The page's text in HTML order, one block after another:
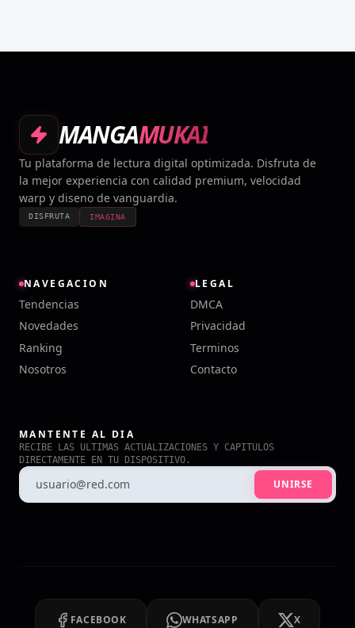
MANGAMUKAI
Tu plataforma de lectura digital optimizada. Disfruta de
la mejor experiencia con calidad premium, velocidad
warp y diseno de vanguardia.
DISFRUTA IMAGINA
NAVEGACION
Tendencias
Novedades
Ranking
Nosotros
LEGAL
DMCA
Privacidad
Terminos
Contacto
MANTENTE AL DIA
RECIBE LAS ULTIMAS ACTUALIZACIONES Y CAPITULOS
DIRECTAMENTE EN TU DISPOSITIVO.
UNIRSE
FACEBOOK WHATSAPP X